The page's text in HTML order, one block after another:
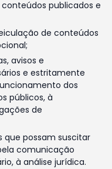
publicados e
de conteúdos
avisos e
e estritamente
dos
públicos, à
de
que possam suscitar
comunicação
à análise jurídica.